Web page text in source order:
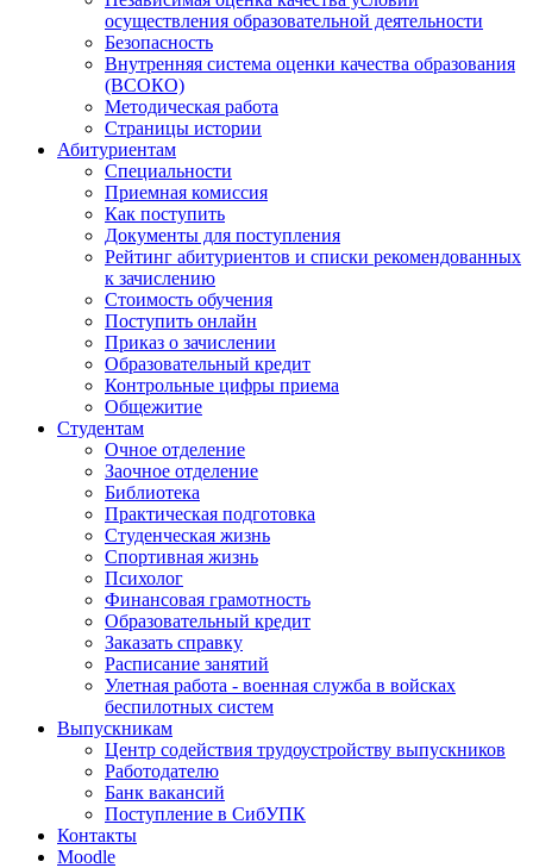
осуществления образовательной деятельности
Безопасность
Внутренняя система оценки качества образования
(ВСОКО)
Методическая работа
Страницы истории
Абитуриентам
Специальности
Приемная комиссия
Как поступить
Документы для поступления
Рейтинг абитуриентов и списки рекомендованных
к зачислению
Стоимость обучения
Поступить онлайн
Приказ о зачислении
Образовательный кредит
Контрольные цифры приема
Общежитие
Студентам
Очное отделение
Заочное отделение
Библиотека
Практическая подготовка
Студенческая жизнь
Спортивная жизнь
Психолог
Финансовая грамотность
Образовательный кредит
Заказать справку
Расписание занятий
Улетная работа - военная служба в войсках
беспилотных систем
Выпускникам
Центр содействия трудоустройству выпускников
Работодателю
Банк вакансий
Поступление в СибУПК
Контакты
Moodle